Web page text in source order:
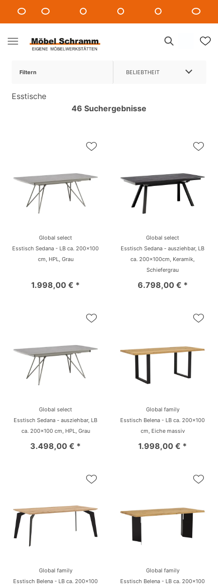
Filtern BELIEBTHEIT
Esstische
46 Suchergebnisse
Global select
Esstisch Sedana - LB ca. 200x100
cm, HPL, Grau
1.998,00 € *
Global select
Esstisch Sedana - ausziehbar, LB
ca. 200x100cm, Keramik,
Schiefergrau
6.798,00 € *
Global select
Esstisch Sedana - ausziehbar, LB
ca. 200x100 cm, HPL, Grau
3.498,00 € *
Global family
Esstisch Belena - LB ca. 200x100
cm, Eiche massiv
1.998,00 € *
Global family
Esstisch Belena - LB ca. 200x100
Global family
Esstisch Belena - LB ca. 200x100